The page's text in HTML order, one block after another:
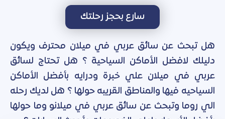
سارع بحجز رحلتك
هل تبحث عن سائق عربي في ميلان محترف ويكون
دليلك لافضل الأماكن السياحية ؟ هل تحتاج لسائق
عربي في ميلان علي خبرة ودرايه بأفضل الأماكن
السياحيه فيها والمناطق القريبه حولها ؟ هل لديك رحله
الي روما وتبحث عن سائق عربي في ميلانو وما حولها